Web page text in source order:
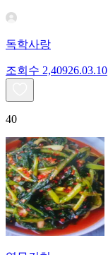
독학사랑
조회수 2,40926.03.10
40